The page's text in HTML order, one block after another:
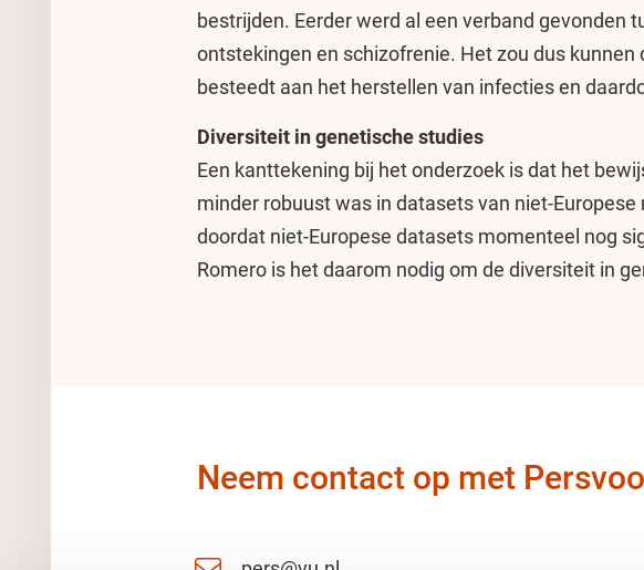
bestrijden. Eerder werd al een verband gevonden
ontstekingen en schizofrenie. Het zou dus
besteedt aan het herstellen van infecties en
Diversiteit in genetische studies
Een kanttekening bij het onderzoek is dat het
minder robuust was in datasets van niet-
doordat niet-Europese datasets momenteel nog
Romero is het daarom nodig om de diversiteit in
Neem contact op met